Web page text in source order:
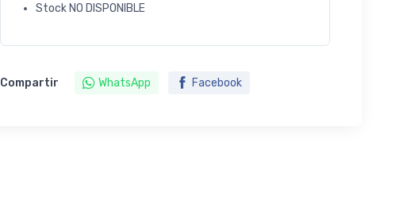
Stock NO DISPONIBLE
Compartir WhatsApp Facebook